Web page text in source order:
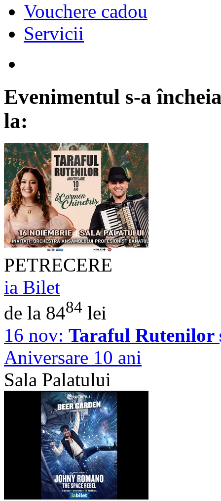
Vouchere cadou
Servicii
Evenimentul s-a
la:
PETRECERE
ia Bilet
de la 8484 lei
16 nov: Taraful Rutenilor
Aniversare 10 ani
Sala Palatului